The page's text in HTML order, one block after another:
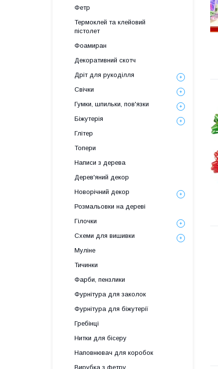
Фетр
Термоклей та клейовий
пістолет
Фоамиран
Декоративний скотч
Дріт для рукоділля
Свічки
Гумки, шпильки, пов'язки
Біжутерія
Глітер
Топери
Написи з дерева
Дерев'яний декор
Новорічний декор
Розмальовки на дереві
Гілочки
Схеми для вишивки
Муліне
Тичинки
Фарби, пензлики
Фурнітура для заколок
Фурнітура для біжутерії
Гребінці
Нитки для бісеру
Наповнювач для коробок
Вирубка з фетру